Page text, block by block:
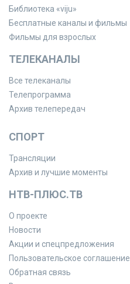
Библиотека «viju»
Бесплатные каналы и фильмы
Фильмы для взрослых
ТЕЛЕКАНАЛЫ
Все телеканалы
Телепрограмма
Архив телепередач
СПОРТ
Трансляции
Архив и лучшие моменты
НТВ-ПЛЮС.ТВ
О проекте
Новости
Акции и спецпредложения
Пользовательское соглашение
Обратная связь